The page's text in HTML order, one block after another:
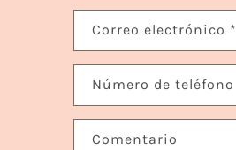
Correo electrónico *
Número de teléfono
Comentario